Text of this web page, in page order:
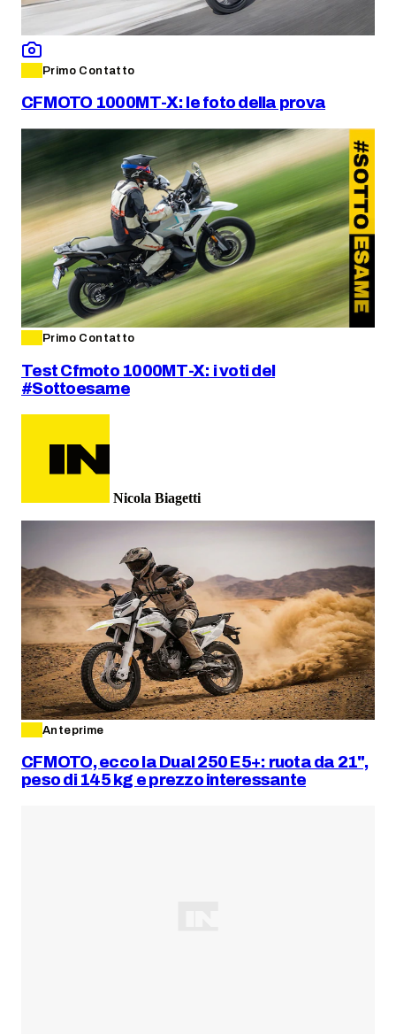
Primo Contatto
CFMOTO 1000MT-X: le foto della prova
Primo Contatto
Test Cfmoto 1000MT-X: i voti del
#Sottoesame
Nicola Biagetti
Anteprime
CFMOTO, ecco la Dual 250 E5+: ruota da 21",
peso di 145 kg e prezzo interessante